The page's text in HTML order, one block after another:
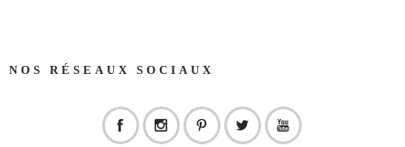
NOS RÉSEAUX SOCIAUX